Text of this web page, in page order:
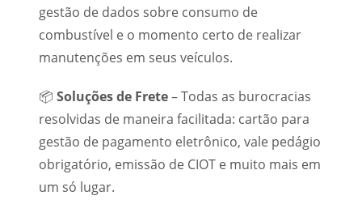
gestão de dados sobre consumo de
combustível e o momento certo de realizar
manutenções em seus veículos.
📦 Soluções de Frete– Todas as burocracias
resolvidas de maneira facilitada: cartão para
gestão de pagamento eletrônico, vale pedágio
obrigatório, emissão de CIOT e muito mais em
um só lugar.